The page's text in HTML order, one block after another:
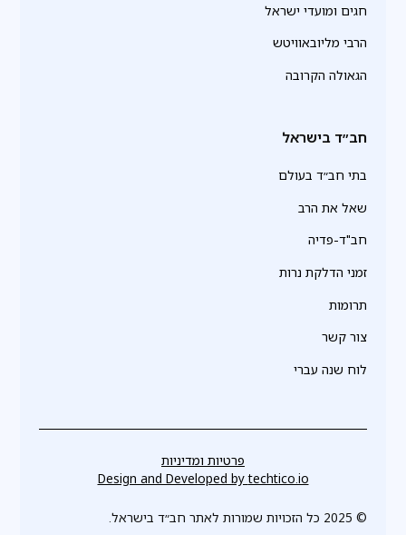
חגים ומועדי ישראל
הרבי מליובאוויטש
הגאולה הקרובה
חב״ד בישראל
בתי חב״ד בעולם
שאל את הרב
חב"ד-פדיה
זמני הדלקת נרות
תרומות
צור קשר
לוח שנה עברי
© 2025 כל הזכויות שמורות לאתר חב״ד בישראל.
פרטיות ומדיניות
Design and Developed bytechtico.io